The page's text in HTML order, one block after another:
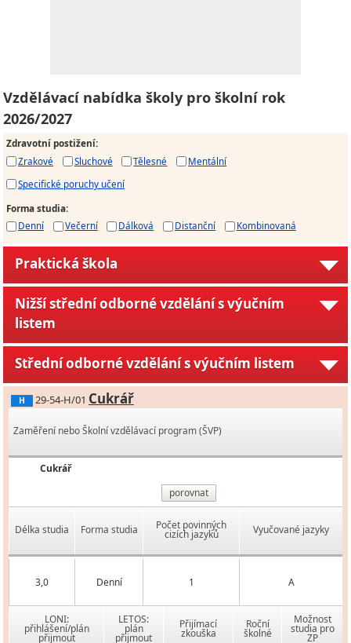
Vzdělávací nabídka školy pro školní rok
2026/2027
Zdravotní postižení:
Zrakové
Sluchové Tělesné
Mentální
Specifické poruchy učení
Forma studia:
Denní
Večerní Dálková Distanční Kombinovaná
Praktická škola
Nižší střední odborné vzdělání s výučním
listem
Střední odborné vzdělání s výučním listem
H 29-54-H/01 Cukrář
Zaměření nebo Školní vzdělávací program (ŠVP)
Cukrář
porovnat
Délka studia Forma studia Počet povinných
cizích jazyků Vyučované jazyky
3,0 Denní 1 A
LONI:
přihlášení/plán
přijmout
LETOS:
plán
přijmout
Přijímací
zkouška
Roční
školné
Možnost
studia pro
ZP